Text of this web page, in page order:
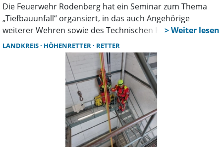
Die Feuerwehr Rodenberg hat ein Seminar zum Thema
„Tiefbauunfall“ organsiert, in das auch Angehörige
weiterer Wehren sowie des Technischen Hilfswerkes
(THW) eingebunden waren. Die Teilnehmer trainierten die
Rettung von verschütteten und eingeklemmten
Menschen, ohne dabei die Eigensicherung zu
LANDKREIS HÖHENRETTER RETTER